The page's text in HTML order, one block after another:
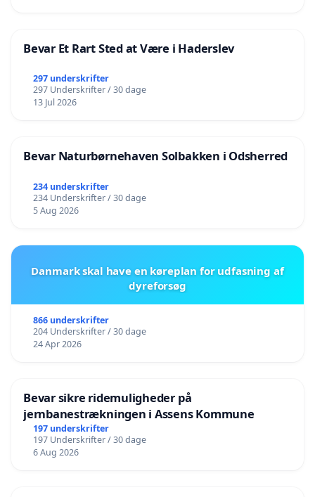
Bevar Et Rart Sted at Være i Haderslev
297 underskrifter
297 Underskrifter / 30 dage
13 Jul 2026
Bevar Naturbørnehaven Solbakken i Odsherred
234 underskrifter
234 Underskrifter / 30 dage
5 Aug 2026
Danmark skal have en køreplan for udfasning af
dyreforsøg
866 underskrifter
204 Underskrifter / 30 dage
24 Apr 2026
Bevar sikre ridemuligheder på
jernbanestrækningen i Assens Kommune
197 underskrifter
197 Underskrifter / 30 dage
6 Aug 2026